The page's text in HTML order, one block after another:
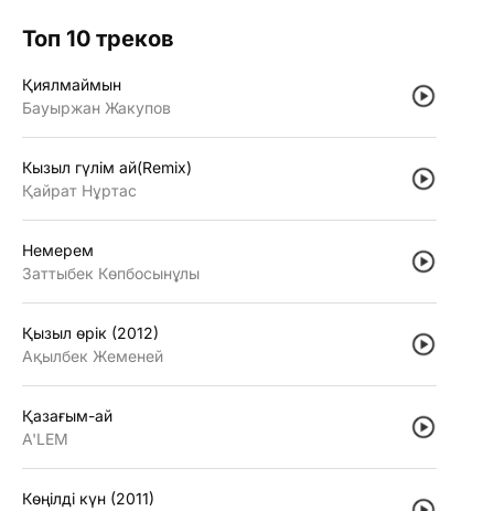
Топ 10 треков
Қиялмаймын
Бауыржан Жакупов
Кызыл гүлiм ай(Remix)
Қайрат Нұртас
Немерем
Заттыбек Көпбосынұлы
Қызыл өрiк (2012)
Ақылбек Жеменей
Қазағым-ай
A'LEM
Көңiлдi күн (2011)